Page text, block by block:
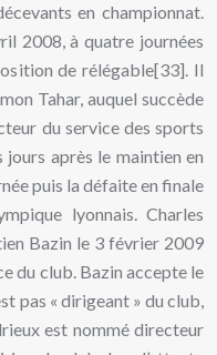
en championnat.
2008, à quatre journées
de rélégable[33]. Il
Tahar, auquel succède
du service des sports
après le maintien en
puis la défaite en finale
lyonnais. Charles
Bazin le 3 février 2009
du club. Bazin accepte le
pas « dirigeant » du club,
est nommé directeur